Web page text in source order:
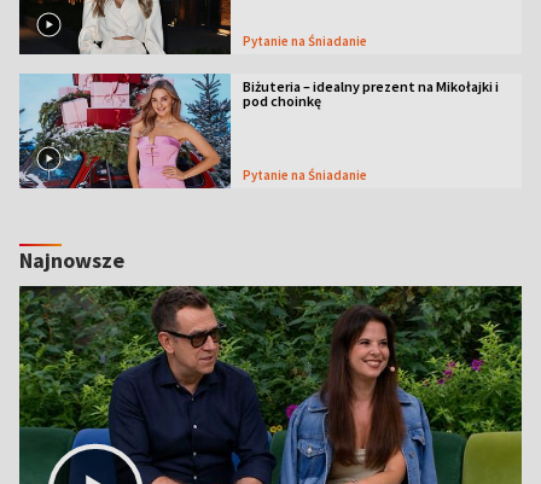
Pytanie na Śniadanie
Biżuteria – idealny prezent na Mikołajki i
pod choinkę
Pytanie na Śniadanie
Najnowsze